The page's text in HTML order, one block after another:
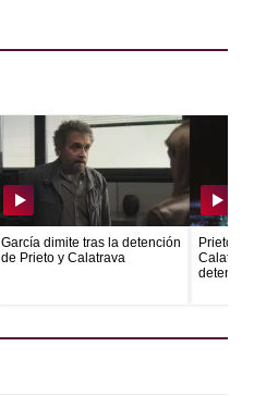
García dimite tras la detención
de Prieto y Calatrava
Prieto